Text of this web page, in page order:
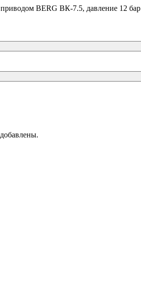
BERG ВК-7.5, давление 12 бар